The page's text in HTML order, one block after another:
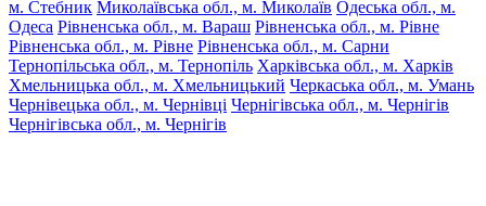
м. Стебник Миколаївська обл., м. Миколаїв Одеська обл., м.
Одеса Рівненська обл., м. Вараш Рівненська обл., м. Рівне
Рівненська обл., м. Рівне Рівненська обл., м. Сарни
Тернопільська обл., м. Тернопіль Харківська обл., м. Харків
Хмельницька обл., м. Хмельницький Черкаська обл., м. Умань
Чернівецька обл., м. Чернівці Чернігівська обл., м. Чернігів
Чернігівська обл., м. Чернігів